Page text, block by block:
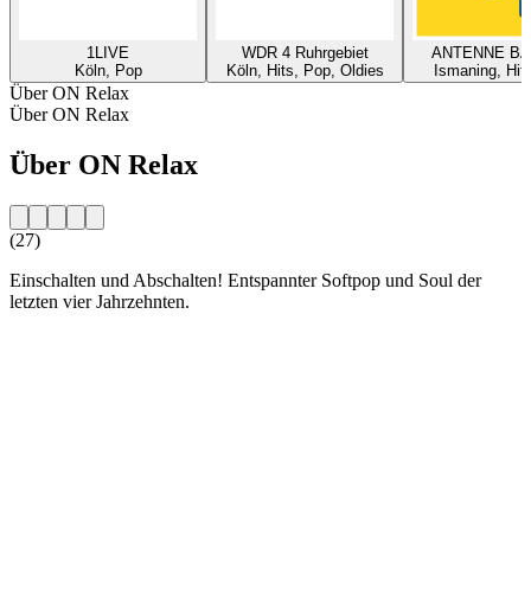
1LIVE
Köln, Pop
WDR 4 Ruhrgebiet
Köln, Hits, Pop, Oldies
ANTENNE
Ismaning,
Über ON Relax
Über ON Relax
Über ON Relax
(27)
Einschalten und Abschalten! Entspannter Softpop und Soul der
letzten vier Jahrzehnten.